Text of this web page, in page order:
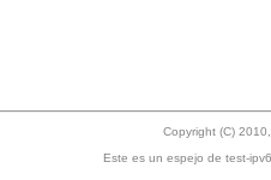
Copyright (C)
Este es un espejo de test-